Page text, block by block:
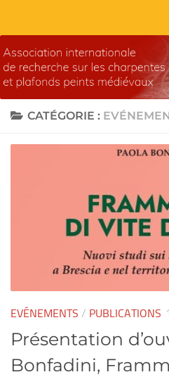
CATÉGORIE :
EVÉNEMENTS / PUBLICATIONS
Présentation
Bonfadini,